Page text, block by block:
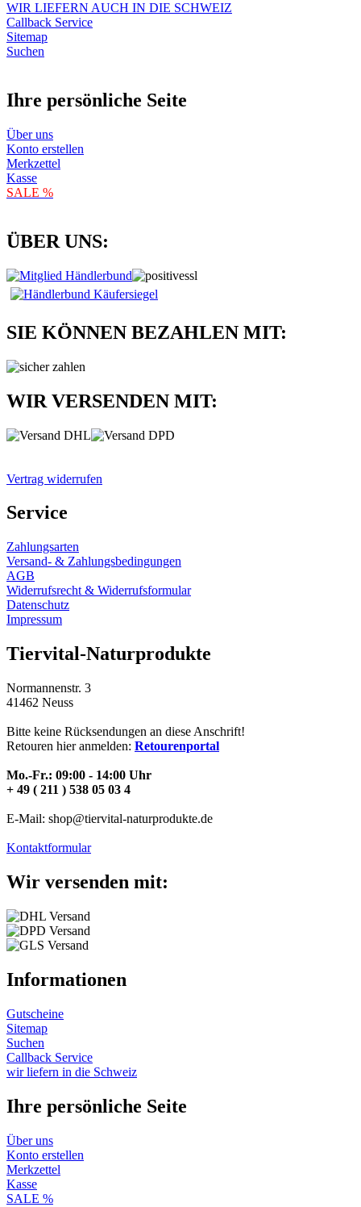
WIR LIEFERN AUCH IN DIE SCHWEIZ
Callback Service
Sitemap
Suchen
Ihre persönliche Seite
Über uns
Konto erstellen
Merkzettel
Kasse
SALE %
ÜBER UNS:
SIE KÖNNEN BEZAHLEN MIT:
WIR VERSENDEN MIT:
Vertrag widerrufen
Service
Zahlungsarten
Versand- & Zahlungsbedingungen
AGB
Widerrufsrecht & Widerrufsformular
Datenschutz
Impressum
Tiervital-Naturprodukte
Normannenstr. 3
41462 Neuss
Bitte keine Rücksendungen an diese Anschrift!
Retouren hier anmelden: Retourenportal
Mo.-Fr.: 09:00 - 14:00 Uhr
+ 49 ( 211 ) 538 05 03 4
E-Mail: shop@tiervital-naturprodukte.de
Kontaktformular
Wir versenden mit:
Informationen
Gutscheine
Sitemap
Suchen
Callback Service
wir liefern in die Schweiz
Ihre persönliche Seite
Über uns
Konto erstellen
Merkzettel
Kasse
SALE %